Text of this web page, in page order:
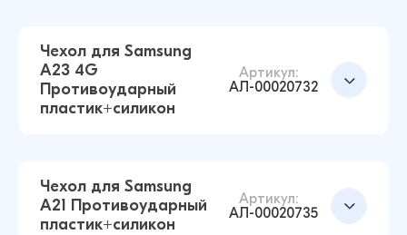
Добавить в корзину
Чехол для Samsung A14 5G Противоударный
пластик+силикон (Прозрачный)
Чехол для Samsung A20 S Противоударный
Чехол для Samsung
A23 4G
Противоударный
пластик+силикон
Артикул:
АЛ-00020732
Чехол для Samsung
A21 Противоударный
пластик+силикон
Артикул:
АЛ-00020735